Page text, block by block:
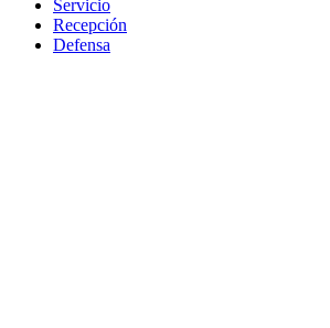
Servicio
Recepción
Defensa